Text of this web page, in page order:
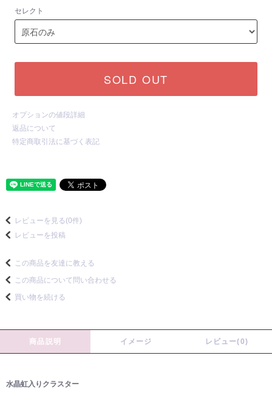
セレクト
SOLD OUT
オプションの値段詳細
返品について
特定商取引法に基づく表記
レビューを見る(0件)
レビューを投稿
この商品を友達に教える
この商品について問い合わせる
買い物を続ける
商品説明 イメージ レビュー(0)
水晶虹入りクラスター